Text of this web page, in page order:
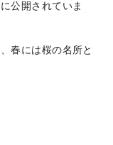
公開されていま
春には桜の名所と